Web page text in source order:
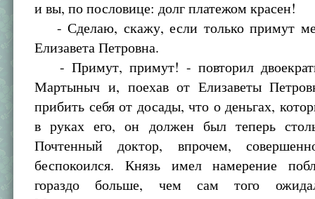
и вы, по пословице: долг платежом красен!
- Сделаю, скажу, если только примут
Елизавета Петровна.
- Примут, примут! - повторил
Мартыныч и, поехав от Елизаветы
прибить себя от досады, что о деньгах,
в руках его, он должен был теперь
Почтенный доктор, впрочем,
беспокоился. Князь имел намерение
гораздо больше, чем сам того